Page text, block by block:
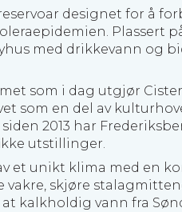
designet for å
Plassert
med drikkevann og
som i dag utgjør
som en del av
2013 har
utstillinger.
et unikt klima med en
vakre, skjøre
kalkholdig vann fra